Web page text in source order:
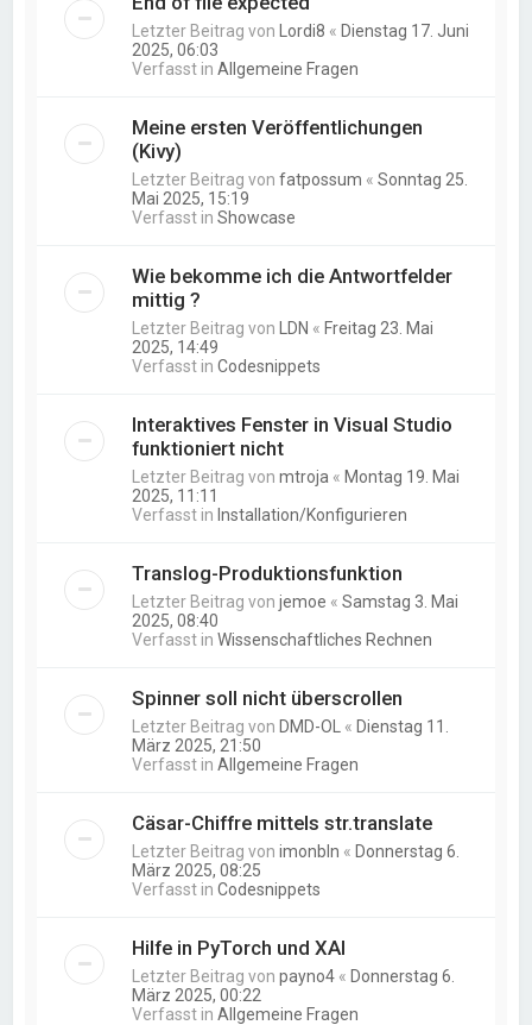
Letzter Beitrag von Lordi8 « Dienstag 17. Juni
2025, 06:03
Verfasst inAllgemeine Fragen
Meine ersten Veröffentlichungen
(Kivy)
Letzter Beitrag vonfatpossum «Sonntag 25.
Mai 2025, 15:19
Verfasst inShowcase
Wie bekomme ich die Antwortfelder
mittig ?
Letzter Beitrag von LDN « Freitag 23. Mai
2025, 14:49
Verfasst inCodesnippets
Interaktives Fenster in Visual Studio
funktioniert nicht
Letzter Beitrag vonmtroja « Montag 19. Mai
2025, 11:11
Verfasst in Installation/Konfigurieren
Translog-Produktionsfunktion
Letzter Beitrag vonjemoe «Samstag 3. Mai
2025, 08:40
Verfasst inWissenschaftliches Rechnen
Spinner soll nicht überscrollen
Letzter Beitrag von DMD-OL « Dienstag 11.
März 2025, 21:50
Verfasst inAllgemeine Fragen
Cäsar-Chiffre mittels str.translate
Letzter Beitrag vonimonbln « Donnerstag 6.
März 2025, 08:25
Verfasst inCodesnippets
Hilfe in PyTorch und XAI
Letzter Beitrag vonpayno4 « Donnerstag 6.
März 2025, 00:22
Verfasst inAllgemeine Fragen